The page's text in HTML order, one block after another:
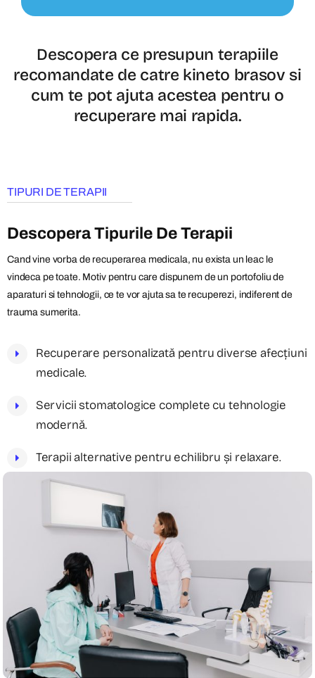
Descopera ce presupun terapiile
recomandate de catre kineto brasov si
cum te pot ajuta acestea pentru o
recuperare mai rapida.
TIPURI DE TERAPII
Descopera Tipurile De Terapii
Cand vine vorba de recuperarea medicala, nu exista un leac le
vindeca pe toate. Motiv pentru care dispunem de un portofoliu de
aparaturi si tehnologii, ce te vor ajuta sa te recuperezi, indiferent de
trauma sumerita.
Recuperare personalizată pentru diverse afecțiuni
medicale.
Servicii stomatologice complete cu tehnologie
modernă.
Terapii alternative pentru echilibru și relaxare.